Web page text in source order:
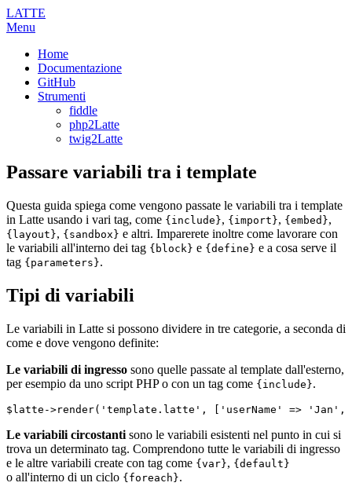
LATTE
Menu
Home
Documentazione
GitHub
Strumenti
fiddle
php2Latte
twig2Latte
Passare variabili tra i template
Questa guida spiega come vengono passate le variabili tra i template
in Latte usando i vari tag, come {include}, {import}, {embed},
{layout}, {sandbox} e altri. Imparerete inoltre come lavorare con
le variabili all'interno dei tag {block} e {define} e a cosa serve il
tag {parameters}.
Tipi di variabili
Le variabili in Latte si possono dividere in tre categorie, a seconda di
come e dove vengono definite:
Le variabili di ingresso sono quelle passate al template dall'esterno,
per esempio da uno script PHP o con un tag come {include}.
Le variabili circostanti sono le variabili esistenti nel punto in cui si
trova un determinato tag. Comprendono tutte le variabili di ingresso
e le altre variabili create con tag come {var}, {default}
o all'interno di un ciclo {foreach}.